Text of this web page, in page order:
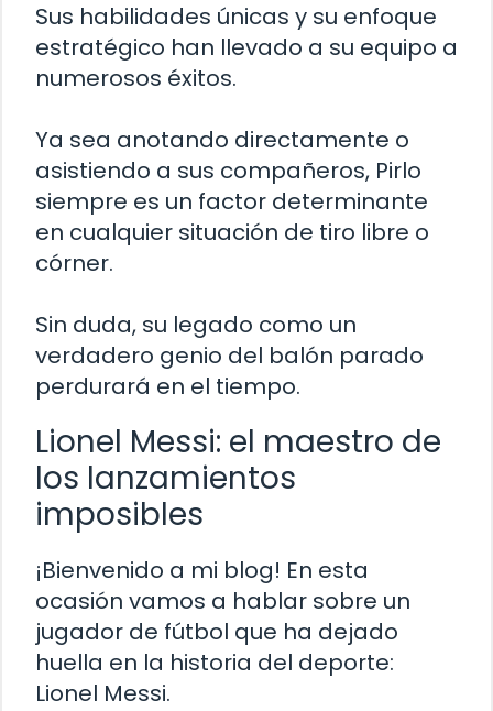
Sus habilidades únicas y su enfoque
estratégico han llevado a su equipo a
numerosos éxitos.
Ya sea anotando directamente o
asistiendo a sus compañeros, Pirlo
siempre es un factor determinante
en cualquier situación de tiro libre o
córner.
Sin duda, su legado como un
verdadero genio del balón parado
perdurará en el tiempo.
Lionel Messi: el maestro de
los lanzamientos
imposibles
¡Bienvenido a mi blog! En esta
ocasión vamos a hablar sobre un
jugador de fútbol que ha dejado
huella en la historia del deporte:
Lionel Messi.